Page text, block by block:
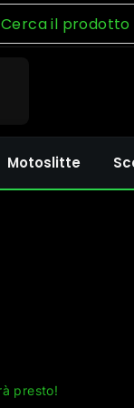
Motoslitte
presto!